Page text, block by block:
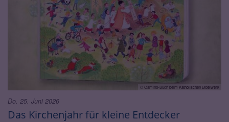
© Camino-Buch beim Katholischen Bibelwerk
Das Kirchenjahr für kleine Entdecker
Do. 25. Juni 2026